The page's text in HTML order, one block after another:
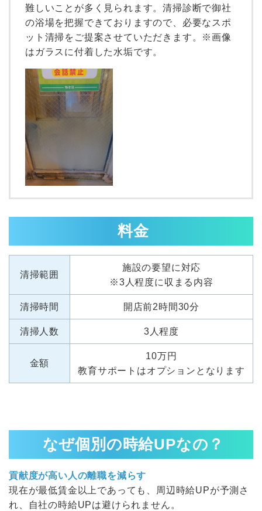
難しいことが多く見られます。清掃診断で御社
の浴場を把握できておりますので、必要なスポ
ット清掃をご提案させていただきます。※画像
はガラスに付着した水垢です。
料金
清掃範囲
施設の要望に対応
※3人程度に収まる内容
清掃時間 開店前2時間30分
清掃人数 3人程度
金額
10万円
教育サポートはオプションとなります
なぜ個別の時給UPなの？
貢献度が高い人の離職を減らす
現在が最低賃金以上であっても、周辺時給UPが予測さ
れ、自社の時給UPは避けられません。